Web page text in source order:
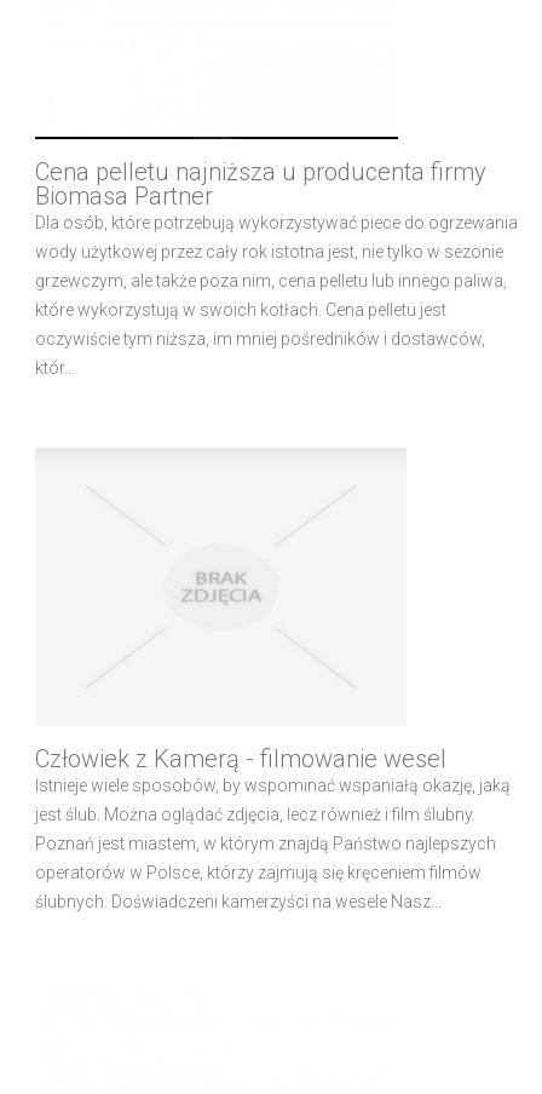
Cena pelletu najniższa u producenta firmy
Biomasa Partner
Dla osób, które potrzebują wykorzystywać piece do ogrzewania
wody użytkowej przez cały rok istotna jest, nie tylko w sezonie
grzewczym, ale także poza nim, cena pelletu lub innego paliwa,
które wykorzystują w swoich kotłach. Cena pelletu jest
oczywiście tym niższa, im mniej pośredników i dostawców,
któr...
Człowiek z Kamerą - filmowanie wesel
Istnieje wiele sposobów, by wspominać wspaniałą okazję, jaką
jest ślub. Można oglądać zdjęcia, lecz również i film ślubny.
Poznań jest miastem, w którym znajdą Państwo najlepszych
operatorów w Polsce, którzy zajmują się kręceniem filmów
ślubnych. Doświadczeni kamerzyści na wesele Nasz...